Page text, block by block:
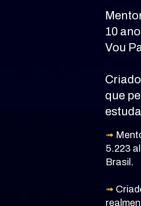
10
Vou
que
➟
5.223
Brasil.
➟